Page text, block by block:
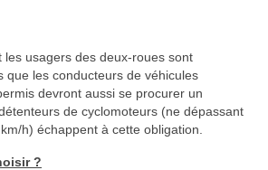
les usagers des deux-roues sont
que les conducteurs de véhicules
devront aussi se procurer un
de cyclomoteurs (ne dépassant
h) échappent à cette obligation.
?